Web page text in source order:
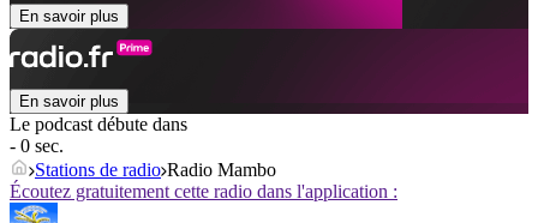
En savoir plus
En savoir plus
Le podcast débute dans
- 0 sec.
Stations de radio Radio Mambo
Écoutez gratuitement cette radio dans l'application :